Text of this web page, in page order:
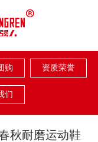
购 资质荣誉
们
秋耐磨运动鞋